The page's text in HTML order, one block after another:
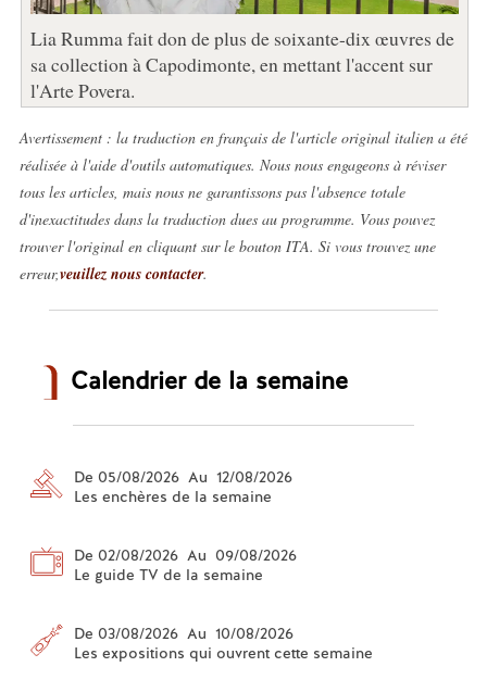
Lia Rumma fait don de plus de soixante-dix œuvres de
sa collection à Capodimonte, en mettant l'accent sur
l'Arte Povera.
Avertissement : la traduction en français de l'article original italien a été
réalisée à l'aide d'outils automatiques. Nous nous engageons à réviser
tous les articles, mais nous ne garantissons pas l'absence totale
d'inexactitudes dans la traduction dues au programme. Vous pouvez
trouver l'original en cliquant sur le bouton ITA. Si vous trouvez une
erreur,veuillez nous contacter.
Calendrier de la semaine
De 05/08/2026 Au 12/08/2026
Les enchères de la semaine
De 02/08/2026 Au 09/08/2026
Le guide TV de la semaine
De 03/08/2026 Au 10/08/2026
Les expositions qui ouvrent cette semaine